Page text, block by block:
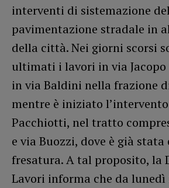
interventi di sistemazione
pavimentazione stradale in
della città. Nei giorni scorsi
ultimati i lavori in via Jacopo
in via Baldini nella frazione
mentre è iniziato
Pacchiotti, nel tratto
e via Buozzi, dove è già stata
fresatura. A tal proposito, la
Lavori informa che da lunedì